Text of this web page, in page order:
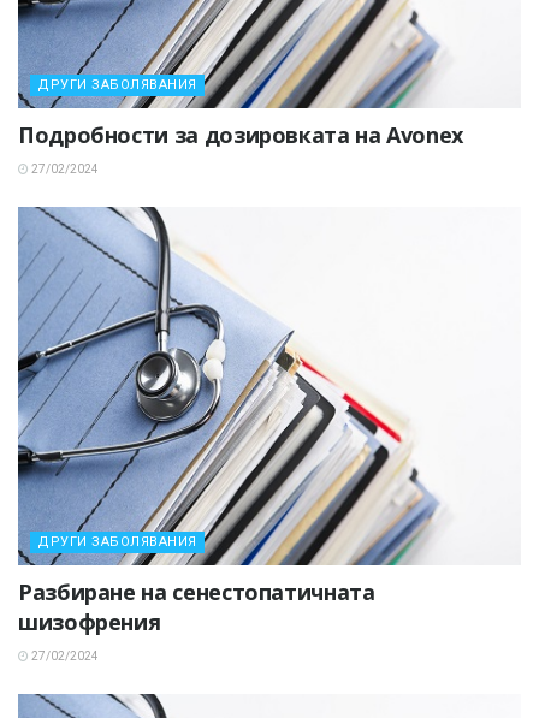
ДРУГИ ЗАБОЛЯВАНИЯ
Подробности за дозировката на Avonex
27/02/2024
ДРУГИ ЗАБОЛЯВАНИЯ
Разбиране на сенестопатичната
шизофрения
27/02/2024